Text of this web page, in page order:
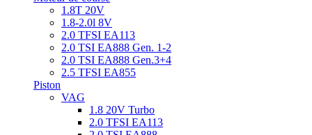
1.8T 20V
1.8-2.0l 8V
2.0 TFSI EA113
2.0 TSI EA888 Gen. 1-2
2.0 TSI EA888 Gen.3+4
2.5 TFSI EA855
Piston
VAG
1.8 20V Turbo
2.0 TFSI EA113